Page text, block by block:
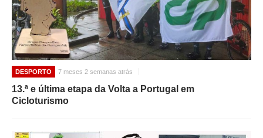
DESPORTO 7 meses 2 semanas atrás
13.ª e última etapa da Volta a Portugal em
Cicloturismo